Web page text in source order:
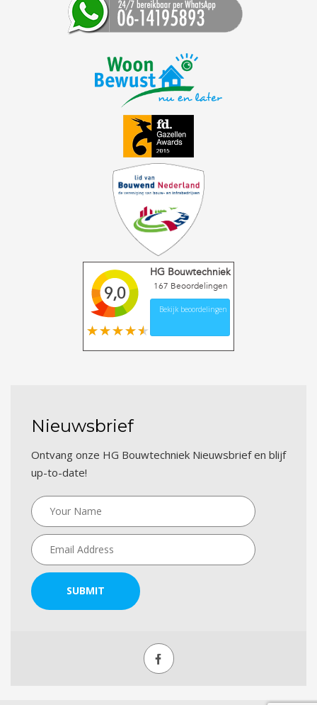
9,0
HG Bouwtechniek
167 Beoordelingen
Bekijk beoordelingen
Nieuwsbrief
Ontvang onze HG Bouwtechniek Nieuwsbrief en blijf
up-to-date!
SUBMIT